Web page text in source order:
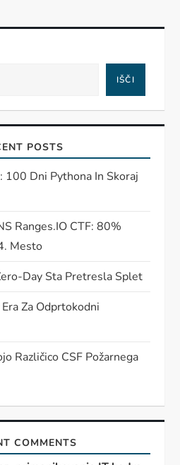
IŠČI
POSTS
100 Dni Pythona In Skoraj
Ranges.IO CTF: 80%
Mesto
Day Sta Pretresla Splet
Za Odprtokodni
Različico CSF Požarnega
COMMENTS